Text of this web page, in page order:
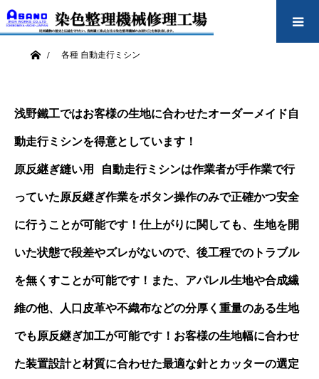
各種 自動走行ミシン
ホーム各種 自動走行ミシン
浅野鐵工ではお客様の生地に合わせたオーダーメイド自
動走行ミシンを得意としています！
原反継ぎ縫い用 自動走行ミシンは作業者が手作業で行
っていた原反継ぎ作業をボタン操作のみで正確かつ安全
に行うことが可能です！仕上がりに関しても、生地を開
いた状態で段差やズレがないので、後工程でのトラブル
を無くすことが可能です！また、アパレル生地や合成繊
維の他、人口皮革や不織布などの分厚く重量のある生地
でも原反継ぎ加工が可能です！お客様の生地幅に合わせ
た装置設計と材質に合わせた最適な針とカッターの選定